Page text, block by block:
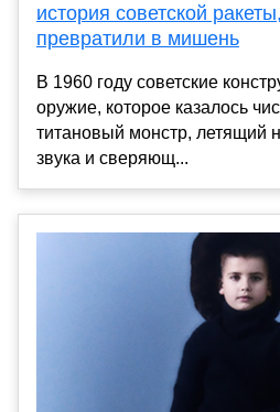
история советской
превратили в мишень
В 1960 году советские
оружие, которое казалось
титановый монстр, летящий
звука и сверяющ...